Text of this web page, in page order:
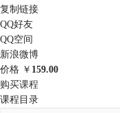
复制链接
QQ好友
QQ空间
新浪微博
价格 ￥ 159.00
购买课程
课程目录